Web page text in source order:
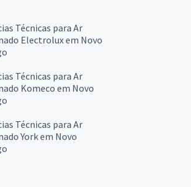
Técnicas para Ar
Electrolux em Novo
Técnicas para Ar
Komeco em Novo
Técnicas para Ar
York em Novo